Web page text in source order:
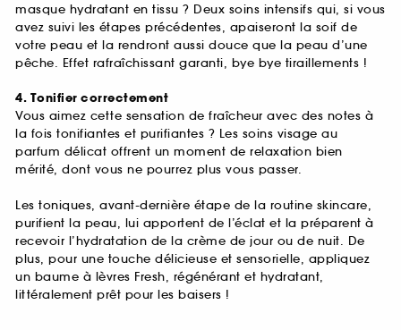
masque hydratant en tissu ? Deux soins intensifs qui, si vous
avez suivi les étapes précédentes, apaiseront la soif de
votre peau et la rendront aussi douce que la peau d’une
pêche. Effet rafraîchissant garanti, bye bye tiraillements !
4. Tonifier correctement
Vous aimez cette sensation de fraîcheur avec des notes à
la fois tonifiantes et purifiantes ? Les soins visage au
parfum délicat offrent un moment de relaxation bien
mérité, dont vous ne pourrez plus vous passer.
Les toniques, avant-dernière étape de la routine skincare,
purifient la peau, lui apportent de l’éclat et la préparent à
recevoir l’hydratation de la crème de jour ou de nuit. De
plus, pour une touche délicieuse et sensorielle, appliquez
un baume à lèvres Fresh, régénérant et hydratant,
littéralement prêt pour les baisers !